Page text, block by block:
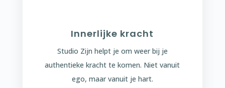
Innerlijke kracht
Studio Zijn helpt je om weer bij je
authentieke kracht te komen. Niet vanuit
ego, maar vanuit je hart.